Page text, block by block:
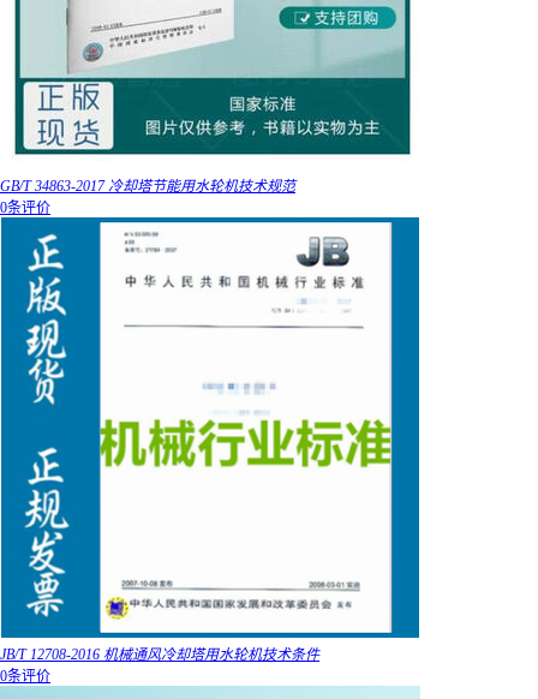
GB/T 34863-2017 冷却塔节能用水轮机技术规范
0条评价
JB/T 12708-2016 机械通风冷却塔用水轮机技术条件
0条评价